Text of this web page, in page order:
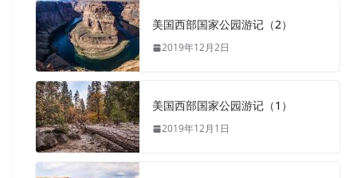
美国西部国家公园游记（2）
2019年12月2日
美国西部国家公园游记（1）
2019年12月1日